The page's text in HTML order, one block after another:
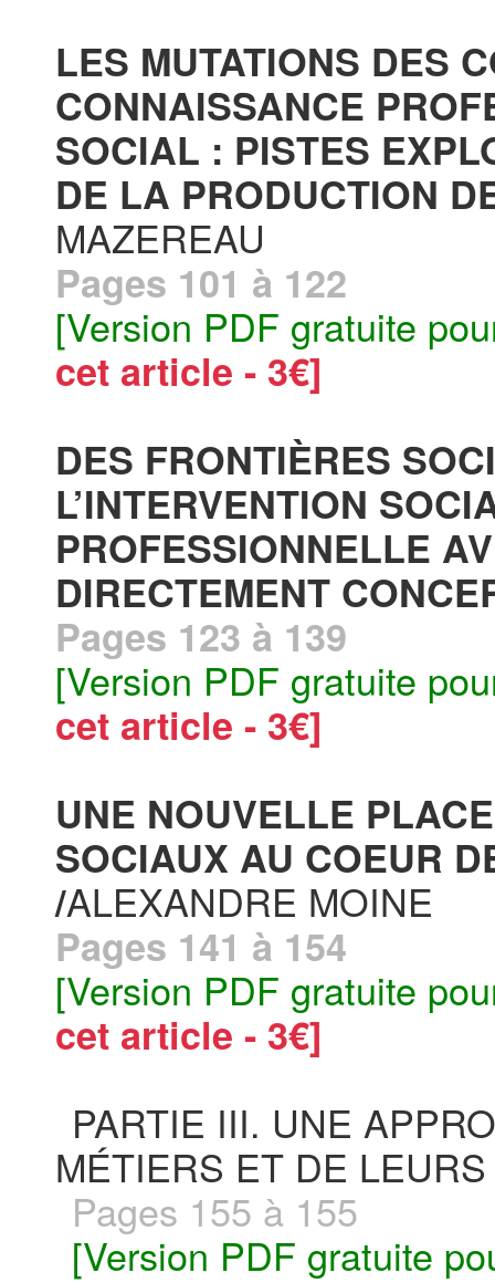
LES MUTATIONS DES
CONNAISSANCE
SOCIAL : PISTES
DE LA PRODUCTION
MAZEREAU
Pages 101 à 122
[Version PDF gratuite
cet article - 3€]
DES FRONTIÈRES
L’INTERVENTION
PROFESSIONNELLE
DIRECTEMENT
Pages 123 à 139
[Version PDF gratuite
cet article - 3€]
UNE NOUVELLE
SOCIAUX AU COEUR
/ALEXANDRE MOINE
Pages 141 à 154
[Version PDF gratuite
cet article - 3€]
PARTIE III. UNE
MÉTIERS ET DE
Pages 155 à 155
[Version PDF gratuite